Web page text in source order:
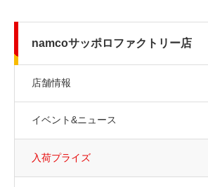
namcoサッポロファクトリー店
店舗情報
イベント&ニュース
入荷プライズ